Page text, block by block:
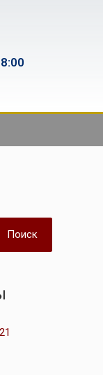
Поиск